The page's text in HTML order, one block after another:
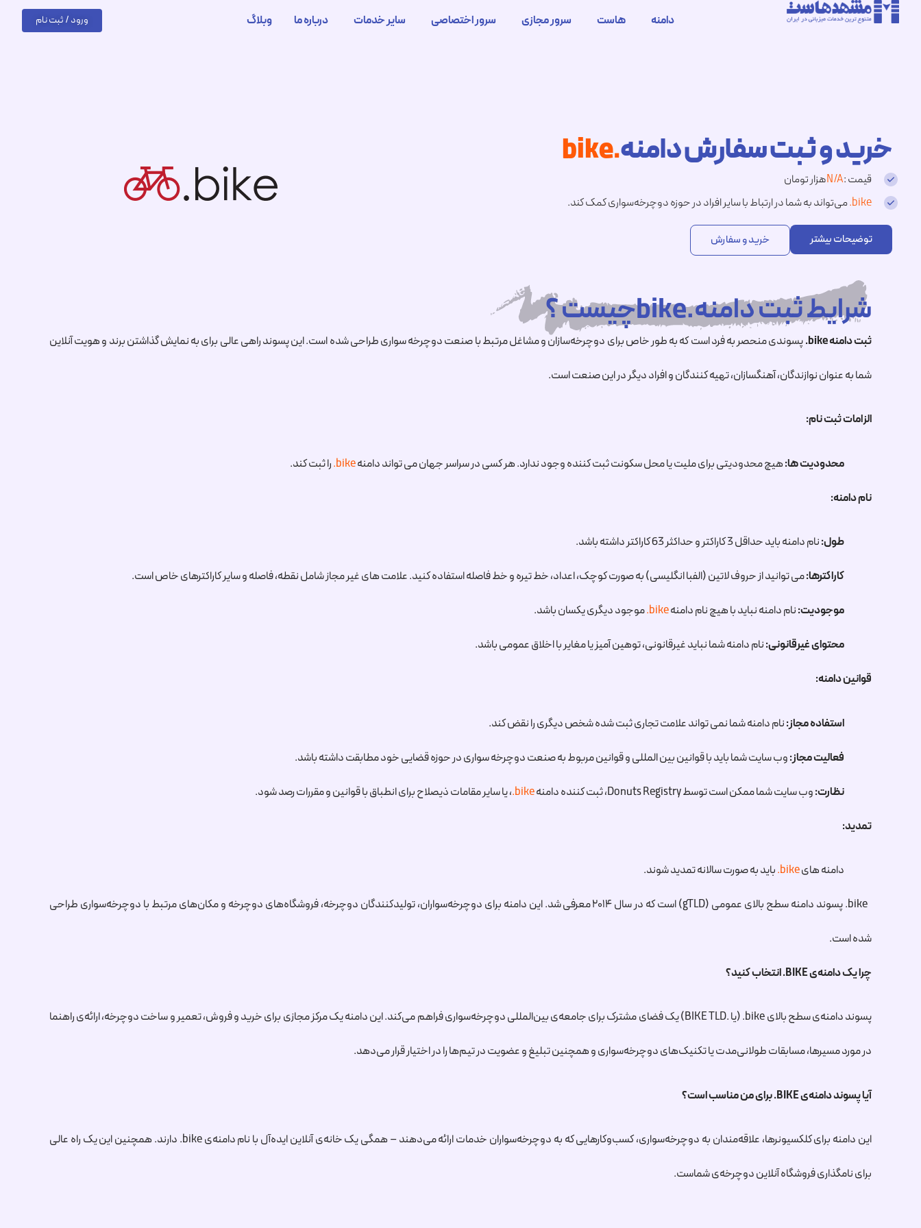
دامنه هاست سرور مجازی سرور اختصاصی سایر خدمات درباره ما وبلاگ ورود / ثبت نام
خرید و ثبت سفارش دامنه.bike
قیمت :N/Aهزار تومان
.bikeمی‌تواند به شما در ارتباط با سایر افراد در حوزه دوچرخه‌سواری کمک کند.
توضیحات بیشتر خرید و سفارش
شرایط ثبت دامنه.bikeچیست ؟
ثبت دامنه.bikeپسوندی منحصر به فرد است که به طور خاص برای دوچرخه‌سازان و مشاغل مرتبط با صنعت دوچرخه سواری طراحی شده است. این پسوند راهی عالی برای به نمایش گذاشتن برند و هویت آنلاین
شما به عنوان نوازندگان، آهنگسازان، تهیه کنندگان و افراد دیگر در این صنعت است.
الزامات ثبت نام:
محدودیت ها:هیچ محدودیتی برای ملیت یا محل سکونت ثبت کننده وجود ندارد. هر کسی در سراسر جهان می تواند دامنه.bikeرا ثبت کند.
نام دامنه:
طول:نام دامنه باید حداقل 3 کاراکتر و حداکثر 63 کاراکتر داشته باشد.
کاراکترها:می توانید از حروف لاتین (الفبا انگلیسی) به صورت کوچک، اعداد، خط تیره و خط فاصله استفاده کنید. علامت های غیر مجاز شامل نقطه، فاصله و سایر کاراکترهای خاص است.
موجودیت:نام دامنه نباید با هیچ نام دامنه.bikeموجود دیگری یکسان باشد.
محتوای غیرقانونی:نام دامنه شما نباید غیرقانونی، توهین آمیز یا مغایر با اخلاق عمومی باشد.
قوانین دامنه:
استفاده مجاز:نام دامنه شما نمی تواند علامت تجاری ثبت شده شخص دیگری را نقض کند.
فعالیت مجاز:وب سایت شما باید با قوانین بین المللی و قوانین مربوط به صنعت دوچرخه سواری در حوزه قضایی خود مطابقت داشته باشد.
نظارت:وب سایت شما ممکن است توسط Donuts Registry، ثبت کننده دامنه .bike، یا سایر مقامات ذیصلاح برای انطباق با قوانین و مقررات رصد شود.
تمدید:
دامنه های.bikeباید به صورت سالانه تمدید شوند.
.bike پسوند دامنه سطح بالای عمومی (gTLD) است که در سال ۲۰۱۴ معرفی شد. این دامنه برای دوچرخه‌سواران، تولیدکنندگان دوچرخه، فروشگاه‌های دوچرخه و مکان‌های مرتبط با دوچرخه‌سواری طراحی
شده است.
چرا یک دامنه‌ی.BIKEانتخاب کنید؟
پسوند دامنه‌ی سطح بالای.bike (یا .BIKE TLD) یک فضای مشترک برای جامعه‌ی بین‌المللی دوچرخه‌سواری فراهم می‌کند. این دامنه یک مرکز مجازی برای خرید و فروش، تعمیر و ساخت دوچرخه، ارائه‌ی راهنما
در مورد مسیرها، مسابقات طولانی‌مدت یا تکنیک‌های دوچرخه‌سواری و همچنین تبلیغ و عضویت در تیم‌ها را در اختیار قرار می‌دهد.
آیا پسوند دامنه‌ی.BIKEبرای من مناسب است؟
این دامنه برای کلکسیونرها، علاقه‌مندان به دوچرخه‌سواری، کسب‌وکارهایی که به دوچرخه‌سواران خدمات ارائه می‌دهند – همگی یک خانه‌ی آنلاین ایده‌آل با نام دامنه‌ی.bike دارند. همچنین این یک راه عالی
برای نامگذاری فروشگاه آنلاین دوچرخه‌ی شماست.